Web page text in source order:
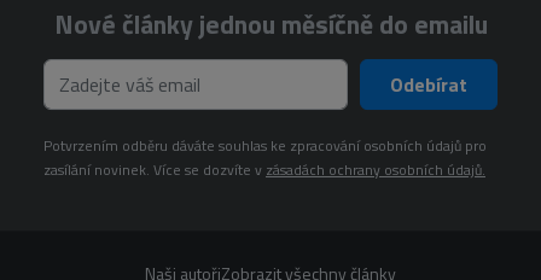
Nové články jednou měsíčně do emailu
Odebírat
Potvrzením odběru dáváte souhlas ke zpracování osobních údajů pro
zasílání novinek. Více se dozvíte v zásadách ochrany osobních údajů.
Naši autořiZobrazit všechny články